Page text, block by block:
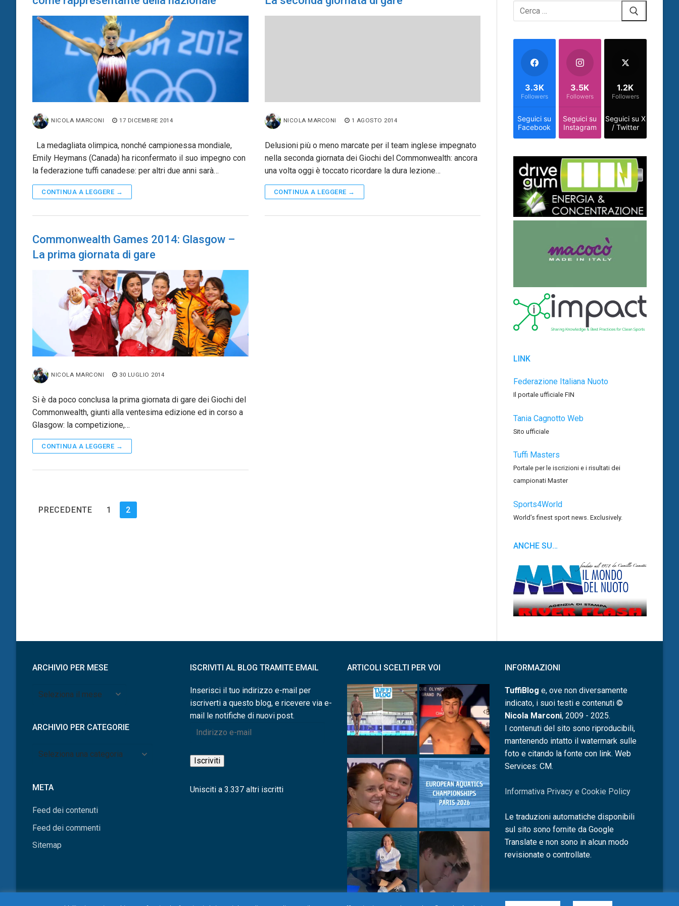
NICOLA MARCONI 17 DICEMBRE 2014
La medagliata olimpica, nonché campionessa mondiale,
Emily Heymans (Canada) ha riconfermato il suo impegno con
la federazione tuffi canadese: per altri due anni sarà…
CONTINUA A LEGGERE →
NICOLA MARCONI 1 AGOSTO 2014
Delusioni più o meno marcate per il team inglese impegnato
nella seconda giornata dei Giochi del Commonwealth: ancora
una volta oggi è toccato ricordare la dura lezione…
CONTINUA A LEGGERE →
Commonwealth Games 2014: Glasgow –
La prima giornata di gare
NICOLA MARCONI 30 LUGLIO 2014
Si è da poco conclusa la prima giornata di gare dei Giochi del
Commonwealth, giunti alla ventesima edizione ed in corso a
Glasgow: la competizione,…
CONTINUA A LEGGERE →
Paginazione
PRECEDENTE 1 2
Cerca:
Seguici su
Facebook
3.3K
Followers
Seguici su
Instagram
3.5K
Followers
Seguici su X
/ Twitter
1.2K
Followers
LINK
Federazione Italiana Nuoto
Il portale ufficiale FIN
Tania Cagnotto Web
Sito ufficiale
Tuffi Masters
Portale per le iscrizioni e i risultati dei
campionati Master
Sports4World
World’s finest sport news. Exclusively.
ANCHE SU…
ARCHIVIO PER MESE
Archivio
ARCHIVIO PER CATEGORIE
Archivio
META
Feed dei contenuti
Feed dei commenti
Sitemap
ISCRIVITI AL BLOG TRAMITE EMAIL
Inserisci il tuo indirizzo e-mail per
iscriverti a questo blog, e ricevere via e-
mail le notifiche di nuovi post.
Indirizzo
mail
Iscriviti
Unisciti a 3.337 altri iscritti
ARTICOLI SCELTI PER VOI INFORMAZIONI
TuffiBlog e, ove non diversamente
indicato, i suoi testi e contenuti ©
Nicola Marconi, 2009 - 2025.
I contenuti del sito sono riproducibili,
mantenendo intatto il watermark sulle
foto e citando la fonte con link. Web
Services: CM.
Informativa Privacy e Cookie Policy
Le traduzioni automatiche disponibili
sul sito sono fornite da Google
Translate e non sono in alcun modo
revisionate o controllate.